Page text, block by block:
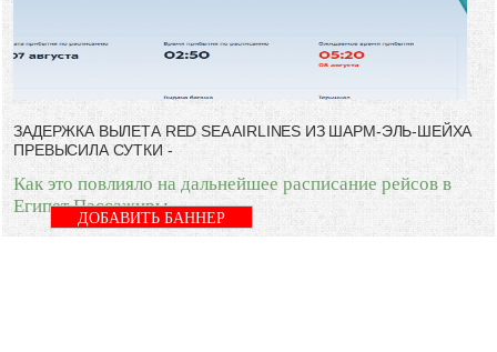
ЗАДЕРЖКА ВЫЛЕТА RED SEA AIRLINES ИЗ ШАРМ-ЭЛЬ-ШЕЙХА
ПРЕВЫСИЛА СУТКИ -
Как это повлияло на дальнейшее расписание рейсов в
Египет Пассажиры
ДОБАВИТЬ БАННЕР